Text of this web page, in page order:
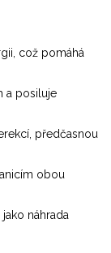
což pomáhá
a posiluje
předčasnou
obou
náhrada